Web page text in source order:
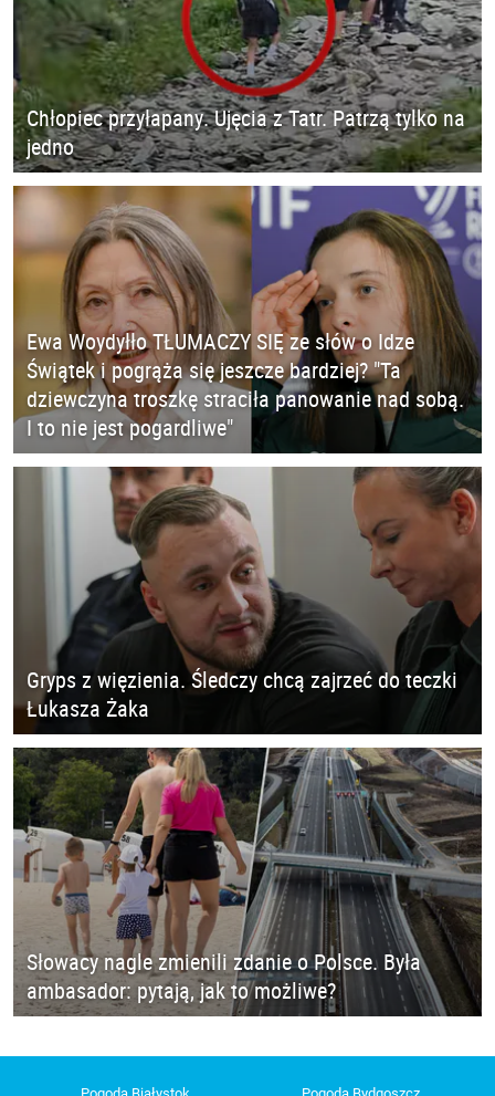
Chłopiec przyłapany. Ujęcia z Tatr. Patrzą tylko na
jedno
Ewa Woydyłło TŁUMACZY SIĘ ze słów o Idze
Świątek i pogrąża się jeszcze bardziej? "Ta
dziewczyna troszkę straciła panowanie nad sobą.
I to nie jest pogardliwe"
Gryps z więzienia. Śledczy chcą zajrzeć do teczki
Łukasza Żaka
Słowacy nagle zmienili zdanie o Polsce. Była
ambasador: pytają, jak to możliwe?